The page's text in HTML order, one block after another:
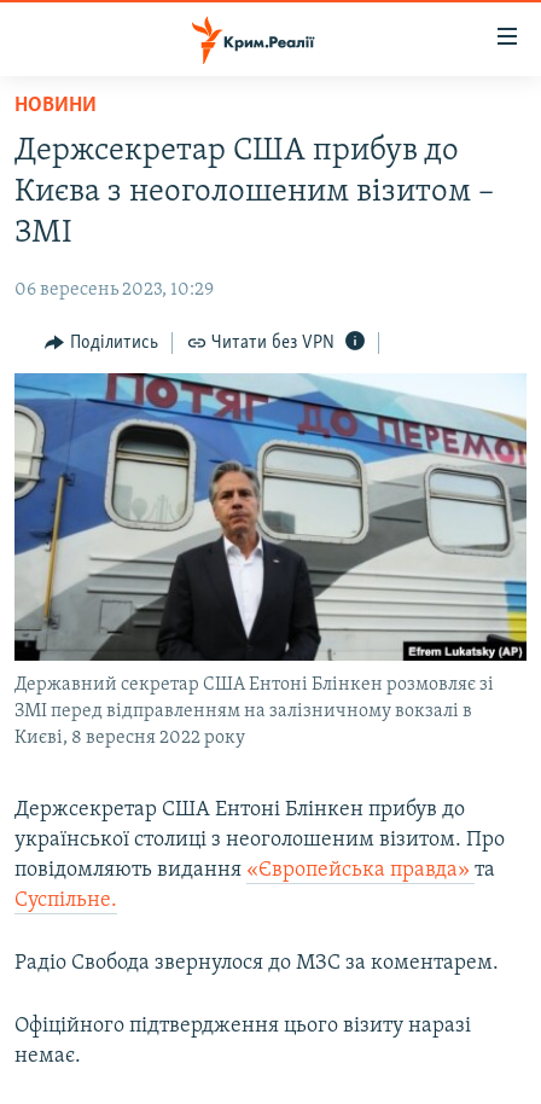
Перейти
основного
матеріалу
Перейти
до
основної
навігації
Перейти
до
пошуку
ВОДА.КРИМ
ВІДЕО ТА ФОТО
БЛОГИ
ПОГЛЯД
ІНТЕРВ'Ю
ВСЕ ЗА ДЕНЬ
СПЕЦПРОЕКТИ
ДЕПОРТАЦІЯ
ВІДЕОУРОКИ «ELIFBE»
СВІДЧЕННЯ ОКУПАЦІЇ
УКРАЇНСЬКА ПРОБЛЕМА КРИМУ
ІНФОГРАФІКА
ЯК ОБІЙТИ БЛОКУВАННЯ
Русский
Qırımtatar
ДОЛУЧАЙСЯ!
Усі сайти RFE/RL
НОВИНИ
Держсекретар США прибув до
Києва з неоголошеним візитом –
ЗМІ
06 вересень 2023, 10:29
Поділитись Читати без VPN
Державний секретар США Ентоні Блінкен розмовляє зі
ЗМІ перед відправленням на залізничному вокзалі в
Києві, 8 вересня 2022 року
Держсекретар США Ентоні Блінкен прибув до
української столиці з неоголошеним візитом. Про
повідомляють видання «Європейська правда» та
Суспільне.
Радіо Свобода звернулося до МЗС за коментарем.
Офіційного підтвердження цього візиту наразі
немає.